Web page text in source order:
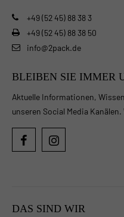
+49 (52 45) 88 38 3
+49 (52 45) 88 38 50
info@2pack.de
BLEIBEN SIE IMMER
Aktuelle Informationen,
unseren Social Media
DAS SIND WIR